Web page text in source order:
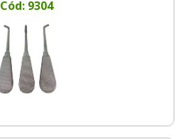
Cód: 9304